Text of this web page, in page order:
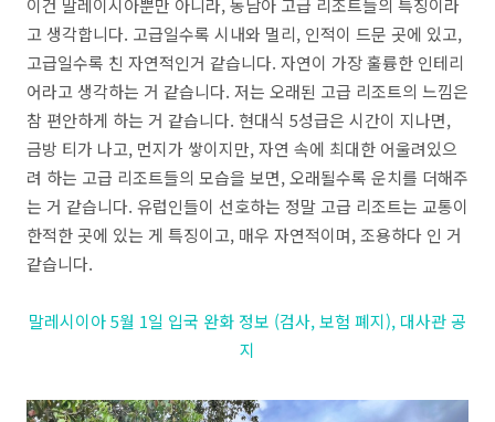
이건 말레이시아뿐만 아니라, 동남아 고급 리조트들의 특징이라
고 생각합니다. 고급일수록 시내와 멀리, 인적이 드문 곳에 있고,
고급일수록 친 자연적인거 같습니다. 자연이 가장 훌륭한 인테리
어라고 생각하는 거 같습니다. 저는 오래된 고급 리조트의 느낌은
참 편안하게 하는 거 같습니다. 현대식 5성급은 시간이 지나면,
금방 티가 나고, 먼지가 쌓이지만, 자연 속에 최대한 어울려있으
려 하는 고급 리조트들의 모습을 보면, 오래될수록 운치를 더해주
는 거 같습니다. 유럽인들이 선호하는 정말 고급 리조트는 교통이
한적한 곳에 있는 게 특징이고, 매우 자연적이며, 조용하다 인 거
같습니다.
말레시이아 5월 1일 입국 완화 정보 (검사, 보험 폐지), 대사관 공
지